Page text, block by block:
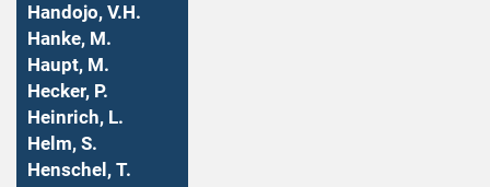
Handojo, V.H.
Hanke, M.
Haupt, M.
Hecker, P.
Heinrich, L.
Helm, S.
Henschel, T.